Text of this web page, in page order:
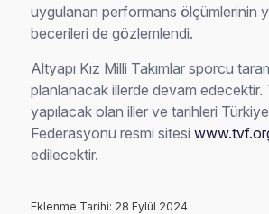
uygulanan performans ölçümlerinin
becerileri de gözlemlendi.
Altyapı Kız Milli Takımlar sporcu
planlanacak illerde devam edecektir.
yapılacak olan iller ve tarihleri
Federasyonu resmi sitesi
edilecektir.
Eklenme Tarihi: 28 Eylül 2024